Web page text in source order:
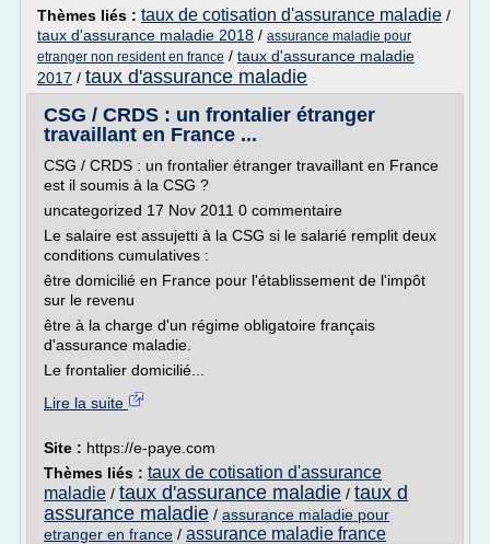
Thèmes liés : taux de cotisation d'assurance maladie /
taux d'assurance maladie 2018 / assurance maladie pour
etranger non resident en france / taux d'assurance maladie
2017 / taux d'assurance maladie
CSG / CRDS : un frontalier étranger
travaillant en France ...
CSG / CRDS : un frontalier étranger travaillant en France
est il soumis à la CSG ?
uncategorized 17 Nov 2011 0 commentaire
Le salaire est assujetti à la CSG si le salarié remplit deux
conditions cumulatives :
être domicilié en France pour l'établissement de l'impôt
sur le revenu
être à la charge d'un régime obligatoire français
d'assurance maladie.
Le frontalier domicilié...
Lire la suite
Site : https://e-paye.com
Thèmes liés : taux de cotisation d'assurance
maladie / taux d'assurance maladie / taux d
assurance maladie / assurance maladie pour
etranger en france / assurance maladie france